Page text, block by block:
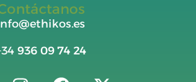
936 09 74 24